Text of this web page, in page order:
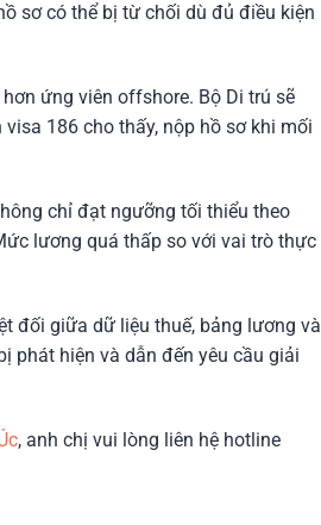
sơ có thể bị từ chối dù đủ điều kiện
ứng viên offshore. Bộ Di trú sẽ
186 cho thấy, nộp hồ sơ khi mối
chỉ đạt ngưỡng tối thiểu theo
lương quá thấp so với vai trò thực
đối giữa dữ liệu thuế, bảng lương và
phát hiện và dẫn đến yêu cầu giải
, anh chị vui lòng liên hệ hotline